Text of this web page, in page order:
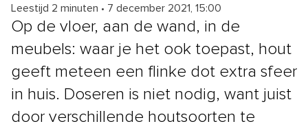
Leestijd 2 minuten • 7 december 2021, 15:00
Op de vloer, aan de wand, in de
meubels: waar je het ook toepast, hout
geeft meteen een flinke dot extra sfeer
in huis. Doseren is niet nodig, want juist
door verschillende houtsoorten te